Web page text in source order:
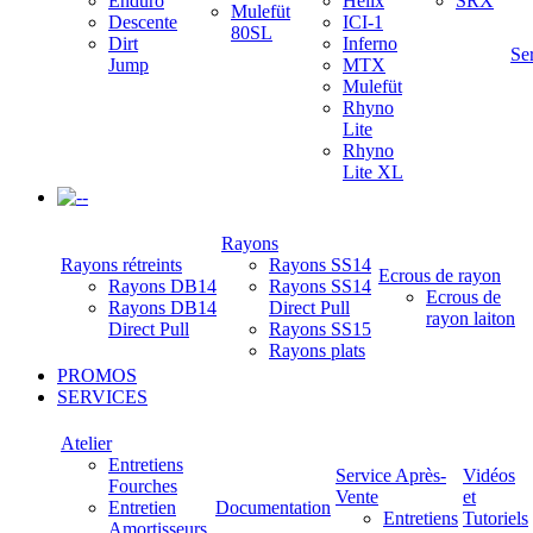
Descente
Dirt
Jump
Mulefüt
80SL
ICI-1
Inferno
MTX
Mulefüt
Rhyno
Lite
Rhyno
Lite XL
-
Rayons rétreints
Rayons DB14
Rayons DB14
Direct Pull
Rayons
Rayons SS14
Rayons SS14
Direct Pull
Rayons SS15
Rayons plats
Ecrous de rayon
Ecrous de
rayon laiton
PROMOS
SERVICES
Atelier
Entretiens
Fourches
Entretien
Amortisseurs
Documentation
Service Après-
Vente
Entretiens
Vidéos
et
Tutoriels